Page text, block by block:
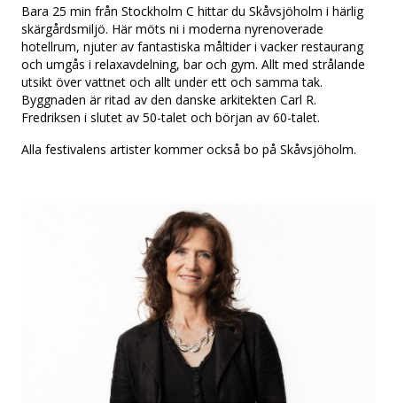
Bara 25 min från Stockholm C hittar du Skåvsjöholm i härlig
skärgårdsmiljö. Här möts ni i moderna nyrenoverade
hotellrum, njuter av fantastiska måltider i vacker restaurang
och umgås i relaxavdelning, bar och gym. Allt med strålande
utsikt över vattnet och allt under ett och samma tak.
Byggnaden är ritad av den danske arkitekten Carl R.
Fredriksen i slutet av 50-talet och början av 60-talet.
Alla festivalens artister kommer också bo på Skåvsjöholm.